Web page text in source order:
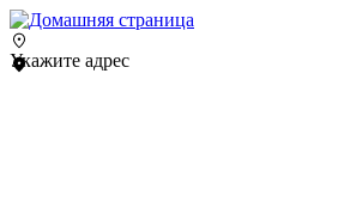
Укажите адрес